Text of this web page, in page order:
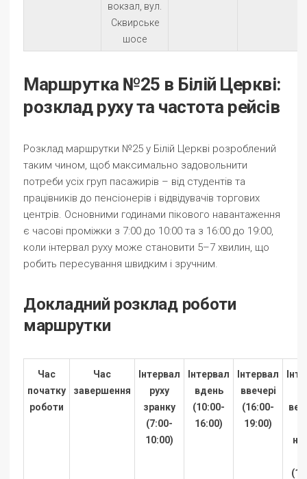
вокзал, вул.
Сквирське
шосе
Маршрутка №25 в Білій Церкві:
розклад руху та частота рейсів
Розклад маршрутки №25 у Білій Церкві розроблений
таким чином, щоб максимально задовольнити
потреби усіх груп пасажирів – від студентів та
працівників до пенсіонерів і відвідувачів торгових
центрів. Основними годинами пікового навантаження
є часові проміжки з 7:00 до 10:00 та з 16:00 до 19:00,
коли інтервал руху може становити 5–7 хвилин, що
робить пересування швидким і зручним.
Докладний розклад роботи
маршрутки
Час
початку
роботи
Час
завершення
Інтервал
руху
зранку
(7:00-
10:00)
Інтервал
вдень
(10:00-
16:00)
Інтервал
ввечері
(16:00-
19:00)